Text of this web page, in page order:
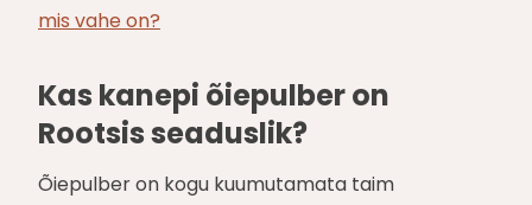
mis vahe on?
Kas kanepi õiepulber on
Rootsis seaduslik?
Õiepulber on kogu kuumutamata taim